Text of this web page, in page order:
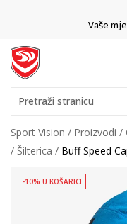
Vaše
Pretraži stranicu
Sport Vision Proizvodi
Šilterica
Buff Speed
-10% U KOŠARICI